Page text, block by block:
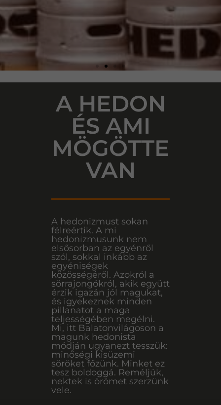
VALÓDI KRAFT
SÖRÖK
ÉLMÉNNYEL
TÖLTVE
Rendeld meg kedvencedet, vagy nézz szét válogatásaink közöt!
Tovább a termékekre
A HEDON
ÉS AMI
MÖGÖTTE
VAN
A hedonizmust sokan
félreértik. A mi
hedonizmusunk nem
elsősorban az egyénről
szól, sokkal inkább az
egyéniségek
közösségéről. Azokról a
sörrajongókról, akik együtt
érzik igazán jól magukat,
és igyekeznek minden
pillanatot a maga
teljességében megélni.
Mi, itt Balatonvilágoson a
magunk hedonista
módján ugyanezt tesszük:
minőségi kisüzemi
söröket főzünk. Minket ez
tesz boldoggá. Reméljük,
nektek is örömet szerzünk
vele.